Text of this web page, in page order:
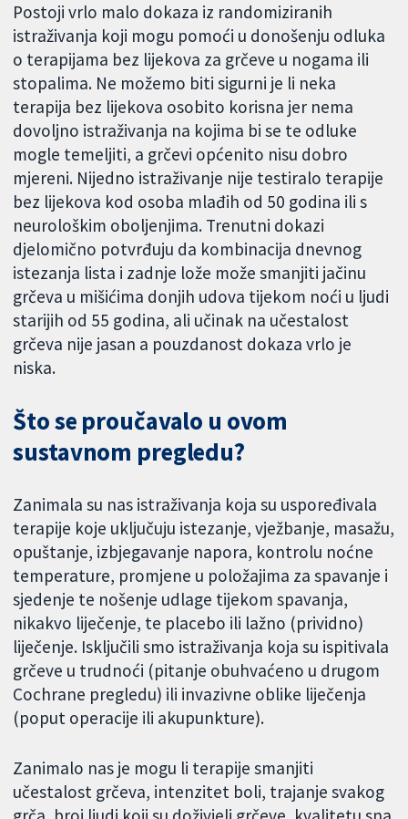
Postoji vrlo malo dokaza iz randomiziranih
istraživanja koji mogu pomoći u donošenju odluka
o terapijama bez lijekova za grčeve u nogama ili
stopalima. Ne možemo biti sigurni je li neka
terapija bez lijekova osobito korisna jer nema
dovoljno istraživanja na kojima bi se te odluke
mogle temeljiti, a grčevi općenito nisu dobro
mjereni. Nijedno istraživanje nije testiralo terapije
bez lijekova kod osoba mlađih od 50 godina ili s
neurološkim oboljenjima. Trenutni dokazi
djelomično potvrđuju da kombinacija dnevnog
istezanja lista i zadnje lože može smanjiti jačinu
grčeva u mišićima donjih udova tijekom noći u ljudi
starijih od 55 godina, ali učinak na učestalost
grčeva nije jasan a pouzdanost dokaza vrlo je
niska.
Što se proučavalo u ovom
sustavnom pregledu?
Zanimala su nas istraživanja koja su uspoređivala
terapije koje uključuju istezanje, vježbanje, masažu,
opuštanje, izbjegavanje napora, kontrolu noćne
temperature, promjene u položajima za spavanje i
sjedenje te nošenje udlage tijekom spavanja,
nikakvo liječenje, te placebo ili lažno (prividno)
liječenje. Isključili smo istraživanja koja su ispitivala
grčeve u trudnoći (pitanje obuhvaćeno u drugom
Cochrane pregledu) ili invazivne oblike liječenja
(poput operacije ili akupunkture).
Zanimalo nas je mogu li terapije smanjiti
učestalost grčeva, intenzitet boli, trajanje svakog